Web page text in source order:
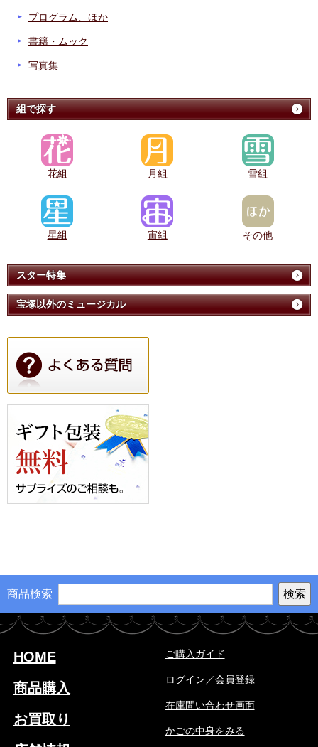
プログラム、ほか
書籍・ムック
写真集
組で探す
花組 月組 雪組
星組 宙組 その他
スター特集
宝塚以外のミュージカル
商品検索
HOME
商品購入
お買取り
ご購入ガイド
ログイン／会員登録
在庫問い合わせ画面
かごの中身をみる